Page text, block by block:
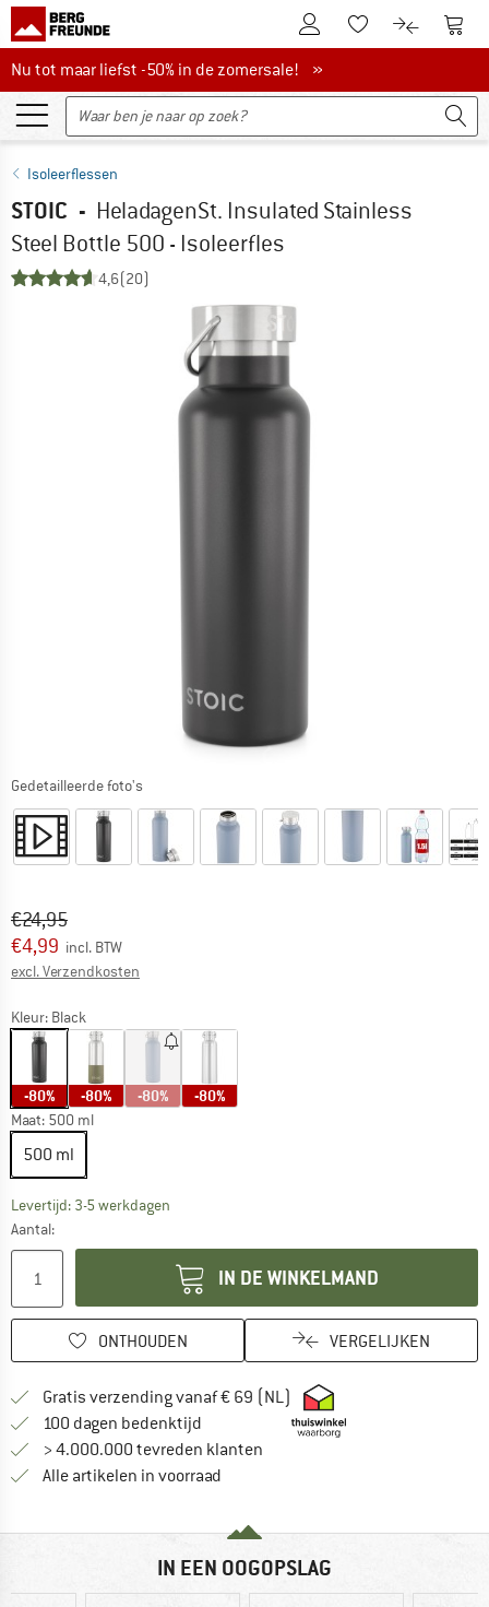
De klantenaccount
Naar deNaar de
Nu tot maar liefst -50% in de zomersale!
Nu tot maar liefst -50% in de zomersale! »
Isoleerflessen
STOIC - HeladagenSt. Insulated Stainless
Steel Bottle 500 - Isoleerfles
4,6(20)
Gedetailleerde foto's
Oorspronkelijke prijs :
€24,95
Prijs:
€4,99 incl. BTW
excl. Verzendkosten
Kleur: Black
-80% -80% -80% -80%
Maat: 500 ml
500 ml
Levertijd: 3-5 werkdagen
Aantal:
IN DE WINKELMAND
ONTHOUDEN VERGELIJKEN
Gratis verzending vanaf € 69 (NL) Vind hier de
100 dagen bedenktijd Vind de betalingsinformatie hier!
> 4.000.000 tevreden klanten
Alle artikelen in voorraad
IN EEN OOGOPSLAG